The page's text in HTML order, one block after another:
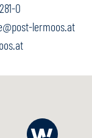
0
lermoos.at